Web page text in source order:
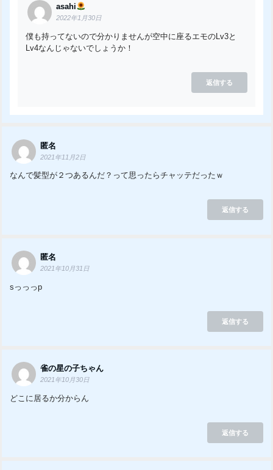
asahi
2022年1月30日
僕も持ってないので分かりませんが空中に座るエモのLv3と
Lv4なんじゃないでしょうか！
返信する
匿名
2021年11月2日
なんで髪型が２つあるんだ？って思ったらチャッテだったｗ
返信する
匿名
2021年10月31日
sっっっp
返信する
雀の星の子ちゃん
2021年10月30日
どこに居るか分からん
返信する